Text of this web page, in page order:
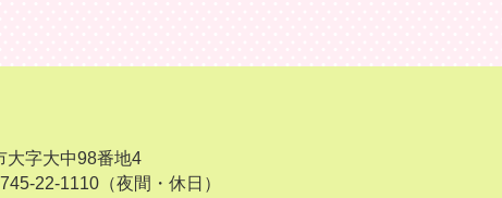
字大中98番地4
22-1110（夜間・休日）